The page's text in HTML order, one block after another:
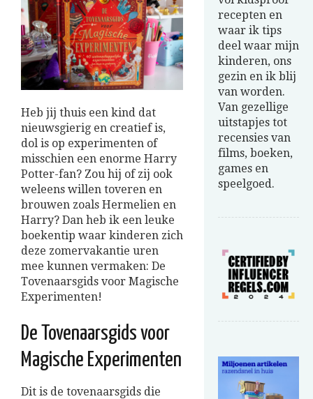
Heb jij thuis een kind dat
nieuwsgierig en creatief is,
dol is op experimenten of
misschien een enorme Harry
Potter-fan? Zou hij of zij ook
weleens willen toveren en
brouwen zoals Hermelien en
Harry? Dan heb ik een leuke
boekentip waar kinderen zich
deze zomervakantie uren
mee kunnen vermaken: De
Tovenaarsgids voor Magische
Experimenten!
De Tovenaarsgids voor
Magische Experimenten
Dit is de tovenaarsgids die
recepten en
waar ik tips
deel waar mijn
kinderen, ons
gezin en ik blij
van worden.
Van gezellige
uitstapjes tot
recensies van
films, boeken,
games en
speelgoed.